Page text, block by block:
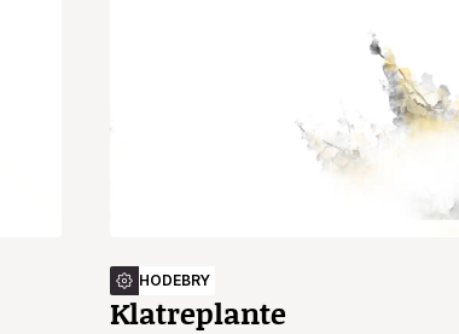
HODEBRY
Klatreplante